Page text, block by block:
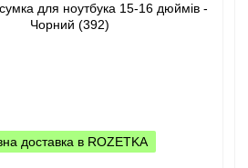
доставка в ROZETKA